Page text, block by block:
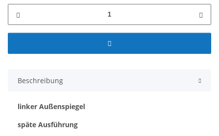
Beschreibung
linker Außenspiegel
späte Ausführung